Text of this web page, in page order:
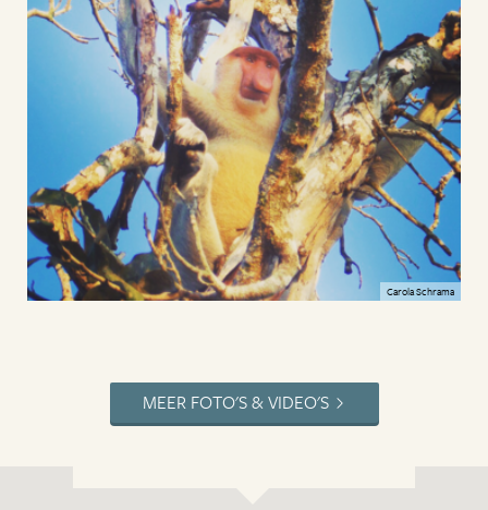
Carola Schrama
MEER FOTO'S & VIDEO'S